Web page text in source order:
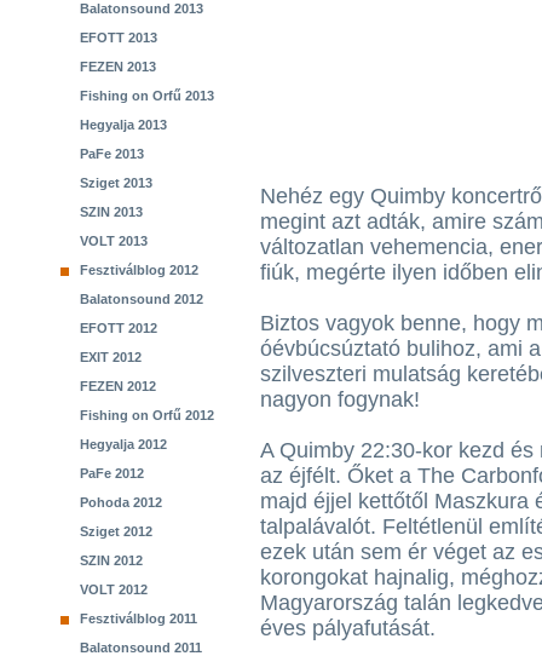
Balatonsound 2013
EFOTT 2013
FEZEN 2013
Fishing on Orfű 2013
Hegyalja 2013
PaFe 2013
Sziget 2013
SZIN 2013
VOLT 2013
Fesztiválblog 2012
Balatonsound 2012
EFOTT 2012
EXIT 2012
FEZEN 2012
Fishing on Orfű 2012
Hegyalja 2012
PaFe 2012
Pohoda 2012
Sziget 2012
SZIN 2012
VOLT 2012
Fesztiválblog 2011
Balatonsound 2011
Nehéz egy Quimby
megint azt adták, amire
változatlan vehemencia,
fiúk, megérte ilyen időben
Biztos vagyok benne, hogy
óévbúcsúztató bulihoz, ami
szilveszteri mulatság
nagyon fogynak!
A Quimby 22:30-kor kezd
az éjfélt. Őket a The
majd éjjel kettőtől Maszkura
talpalávalót. Feltétlenül
ezek után sem ér véget az
korongokat hajnalig,
Magyarország talán
éves pályafutását.